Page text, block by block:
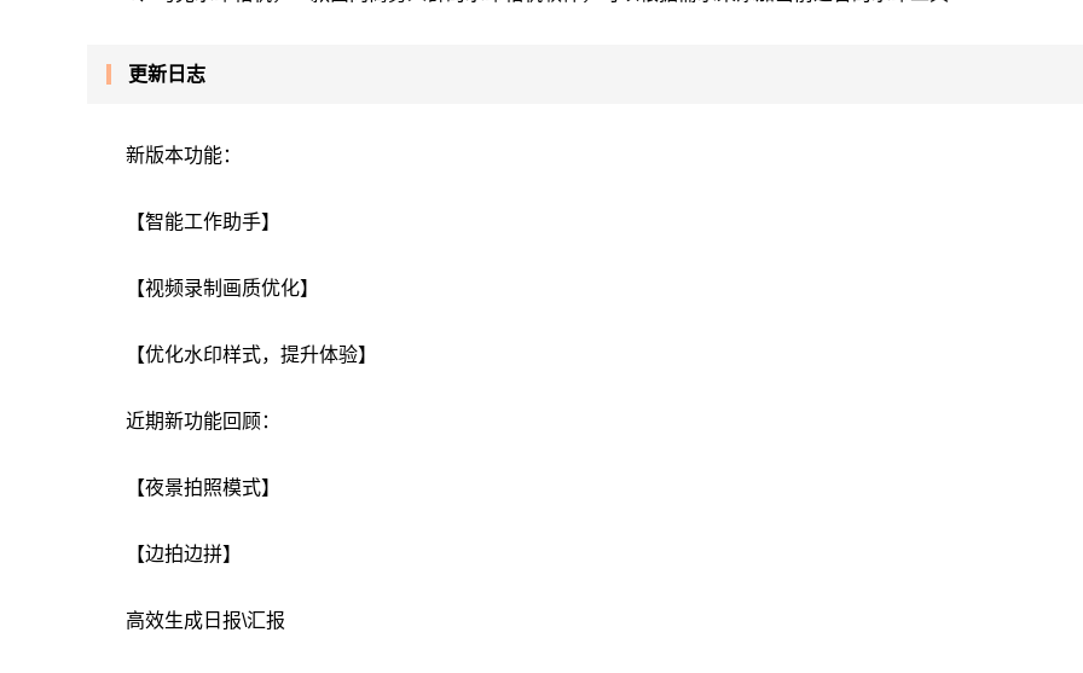
更新日志
新版本功能：
【智能工作助手】
【视频录制画质优化】
【优化水印样式，提升体验】
近期新功能回顾：
【夜景拍照模式】
【边拍边拼】
高效生成日报\汇报